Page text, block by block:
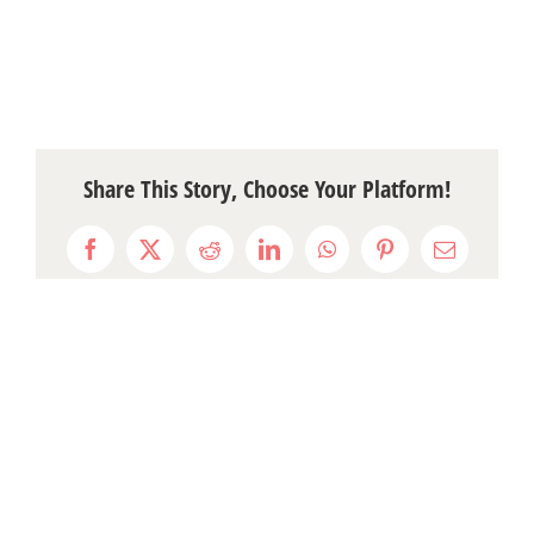
Share This Story, Choose Your Platform!
Facebook
X RedditLinkedInWhatsAppPinterestEmail